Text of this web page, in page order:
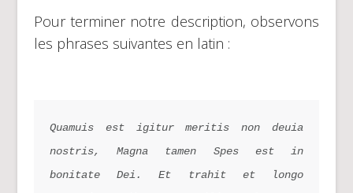
Pour terminer notre description, observons
les phrases suivantes en latin :
Quamuis est igitur meritis non deuia
nostris, Magna tamen Spes est in
bonitate Dei. Et trahit et longo